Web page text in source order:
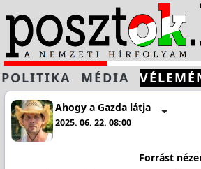
POLITIKA MÉDIA
Ahogy a Gazda látja
2025. 06. 22. 08:00
Forrást